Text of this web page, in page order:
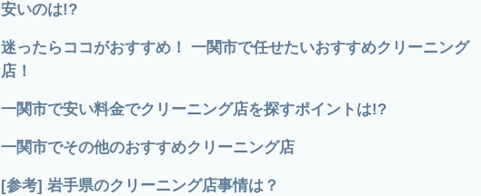
安いのは!?
迷ったらココがおすすめ！ 一関市で任せたいおすすめクリーニング
店！
一関市で安い料金でクリーニング店を探すポイントは!?
一関市でその他のおすすめクリーニング店
[参考] 岩手県のクリーニング店事情は？